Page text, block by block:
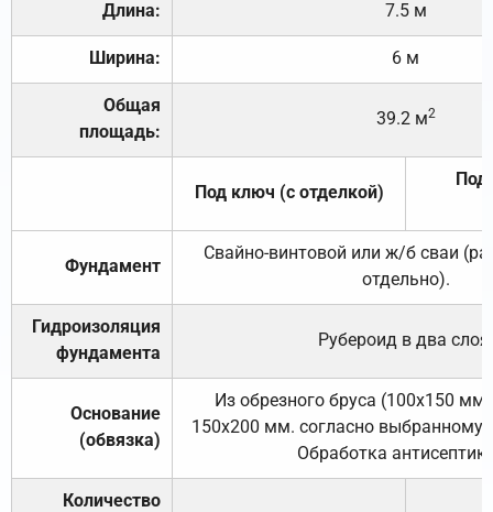
Длина: 7.5 м
Ширина: 6 м
Общая
площадь:
39.2 м2
Под ключ (с отделкой)
Под
Фундамент
Свайно-винтовой или ж/б сваи
отдельно).
Гидроизоляция
фундамента
Рубероид в два слоя.
Основание
(обвязка)
Из обрезного бруса (100х150
150х200 мм. согласно выбранному
Обработка
Количество